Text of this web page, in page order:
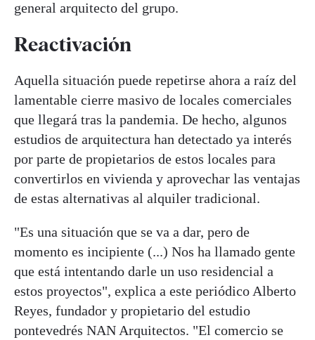
general arquitecto del grupo.
Reactivación
Aquella situación puede repetirse ahora a raíz del
lamentable cierre masivo de locales comerciales
que llegará tras la pandemia. De hecho, algunos
estudios de arquitectura han detectado ya interés
por parte de propietarios de estos locales para
convertirlos en vivienda y aprovechar las ventajas
de estas alternativas al alquiler tradicional.
"Es una situación que se va a dar, pero de
momento es incipiente (...) Nos ha llamado gente
que está intentando darle un uso residencial a
estos proyectos", explica a este periódico Alberto
Reyes, fundador y propietario del estudio
pontevedrés NAN Arquitectos. "El comercio se